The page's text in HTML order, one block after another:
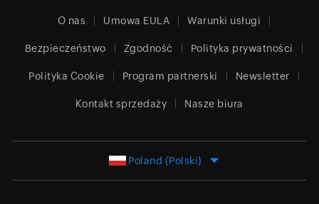
O nas Umowa EULA Warunki usługi
Bezpieczeństwo Zgodność Polityka prywatności
Polityka Cookie Program partnerski Newsletter
Kontakt sprzedaży Nasze biura
Poland (Polski)